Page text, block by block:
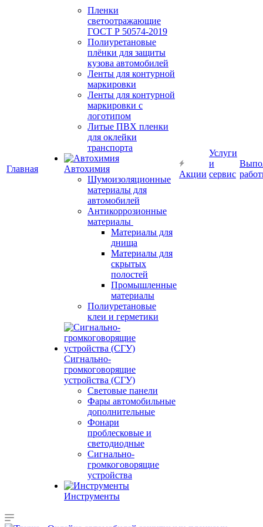
Главная
Пленки
светоотражающие
ГОСТ Р 50574-2019
Полиуретановые
плёнки для защиты
кузова автомобилей
Ленты для контурной
маркировки
Ленты для контурной
маркировки с
логотипом
Литые ПВХ пленки
для оклейки
транспорта
Автохимия
Шумоизоляционные
материалы для
автомобилей
Антикоррозионные
материалы
Материалы для
днища
Материалы для
скрытых
полостей
Промышленные
материалы
Полиуретановые
клеи и герметики
Сигнально-
громкоговорящие
устройства (СГУ)
Световые панели
Фары автомобильные
дополнительные
Фонари
проблесковые и
светодиодные
Сигнально-
громкоговорящие
устройства
Инструменты
Акции
Услуги
и
сервис